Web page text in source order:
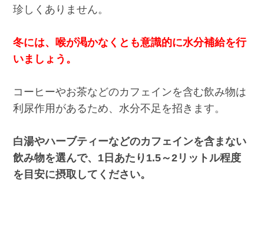
珍しくありません。
冬には、喉が渇かなくとも意識的に水分補給を行
いましょう。
コーヒーやお茶などのカフェインを含む飲み物は
利尿作用があるため、水分不足を招きます。
白湯やハーブティーなどのカフェインを含まない
飲み物を選んで、1日あたり1.5～2リットル程度
を目安に摂取してください。